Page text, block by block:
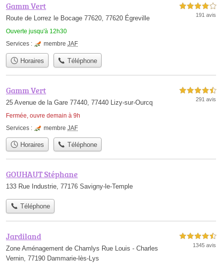
Gamm Vert
Route de Lorrez le Bocage 77620, 77620 Égreville
Ouverte jusqu'à 12h30
4,0 étoiles sur 5
191 avis
Services : membre JAF
Horaires Téléphone
Gamm Vert
25 Avenue de la Gare 77440, 77440 Lizy-sur-Ourcq
Fermée, ouvre demain à 9h
4,5 étoiles sur 5
291 avis
Services : membre JAF
Horaires Téléphone
GOUHAUT Stéphane
133 Rue Industrie, 77176 Savigny-le-Temple
Téléphone
Jardiland
Zone Aménagement de Chamlys Rue Louis - Charles
Vernin, 77190 Dammarie-lès-Lys
4,5 étoiles sur 5
1345 avis